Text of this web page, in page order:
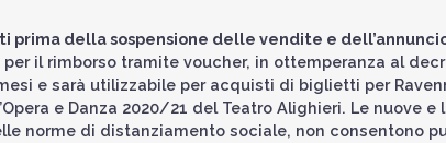
prima della sospensione delle vendite e
il rimborso tramite voucher, in ottemperanza al
e sarà utilizzabile per acquisti di biglietti per
e Danza 2020/21 del Teatro Alighieri. Le nuove
norme di distanziamento sociale, non consentono